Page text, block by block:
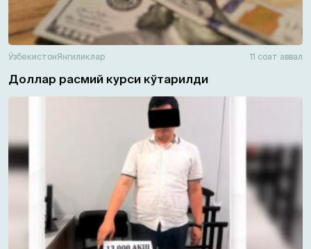
ЎзбекистонЯнгиликлар 11 соат аввал
Доллар расмий курси кўтарилди